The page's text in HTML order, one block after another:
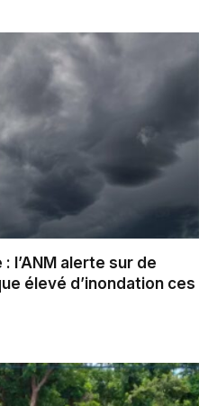
l’ANM alerte sur de
élevé d’inondation ces